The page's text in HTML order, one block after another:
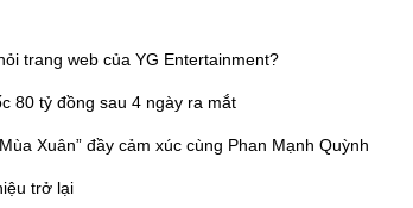
trang web của YG Entertainment?
80 tỷ đồng sau 4 ngày ra mắt
Xuân” đầy cảm xúc cùng Phan Mạnh Quỳnh
trở lại